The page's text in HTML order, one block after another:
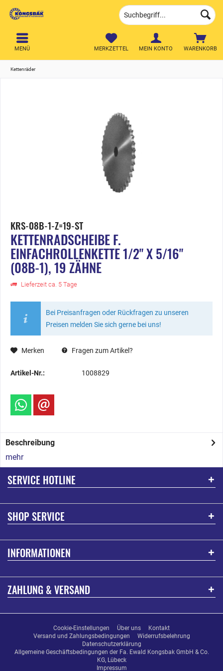
WARENKORB
MERKZETTEL MEIN KONTO
MENÜ
Kettenräder
KRS-08B-1-Z=19-ST
KETTENRADSCHEIBE F.
EINFACHROLLENKETTE 1/2" X 5/16"
(08B-1), 19 ZÄHNE
Lieferzeit ca. 5 Tage
Bei Preisanfragen oder Rückfragen zu unseren
Preisen melden Sie sich gerne bei uns!
Merken Fragen zum Artikel?
Artikel-Nr.: 1008829
Beschreibung
mehr
SERVICE HOTLINE
SHOP SERVICE
INFORMATIONEN
ZAHLUNG & VERSAND
Cookie-Einstellungen Über uns
Kontakt
Versand und Zahlungsbedingungen
Widerrufsbelehrung
Datenschutzerklärung
Allgemeine Geschäftsbedingungen der Fa. Ewald Kongsbak GmbH & Co.
KG, Lübeck
Impressum